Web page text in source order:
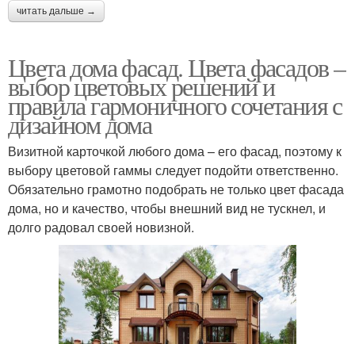
читать дальше →
Цвета дома фасад. Цвета фасадов –
выбор цветовых решений и
правила гармоничного сочетания с
дизайном дома
Визитной карточкой любого дома – его фасад, поэтому к
выбору цветовой гаммы следует подойти ответственно.
Обязательно грамотно подобрать не только цвет фасада
дома, но и качество, чтобы внешний вид не тускнел, и
долго радовал своей новизной.